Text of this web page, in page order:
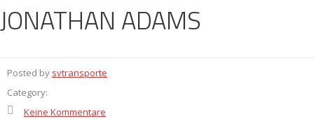
JONATHAN ADAMS
Posted by svtransporte
Category:
Keine Kommentare